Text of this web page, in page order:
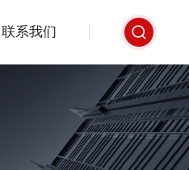
联系我们